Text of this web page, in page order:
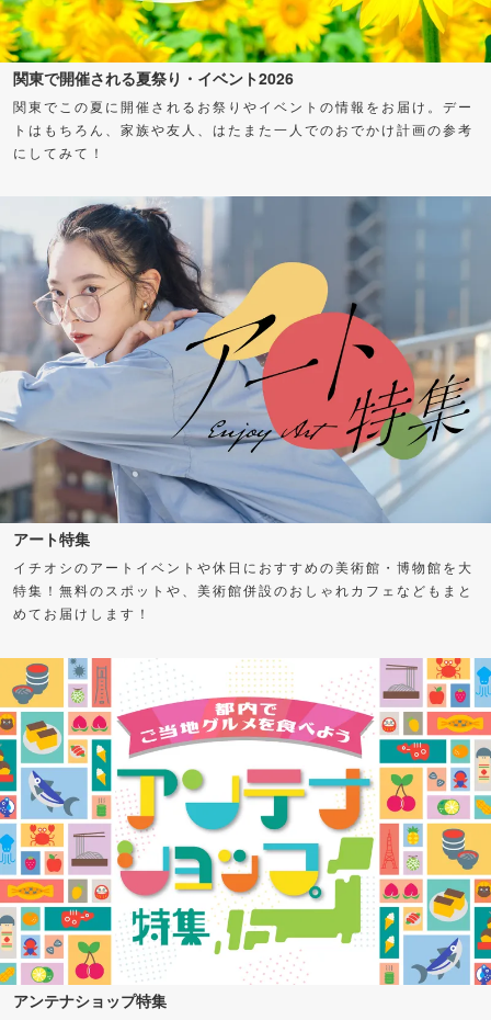
関東で開催される夏祭り・イベント2026
関東でこの夏に開催されるお祭りやイベントの情報をお届け。デー
トはもちろん、家族や友人、はたまた一人でのおでかけ計画の参考
にしてみて！
アート特集
イチオシのアートイベントや休日におすすめの美術館・博物館を大
特集！無料のスポットや、美術館併設のおしゃれカフェなどもまと
めてお届けします！
アンテナショップ特集